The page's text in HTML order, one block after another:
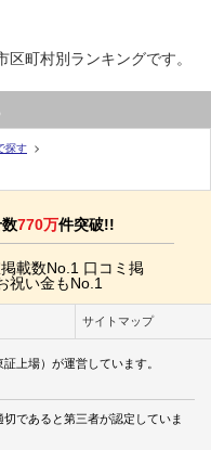
町村別ランキングです。
探す
770万件突破!!
サイトマップ
上場）が運営しています。
であると第三者が認定していま